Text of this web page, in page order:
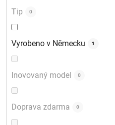
Tip 0
Vyrobeno v Německu 1
Inovovaný model 0
Doprava zdarma 0